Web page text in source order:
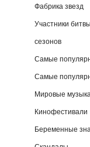
Фабрика звезд
Участники
сезонов
Самые
Самые
Мировые
Кинофестивали
Беременные